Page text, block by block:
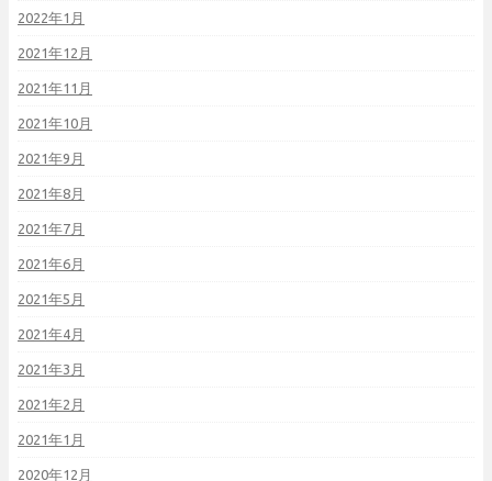
2022年1月
2021年12月
2021年11月
2021年10月
2021年9月
2021年8月
2021年7月
2021年6月
2021年5月
2021年4月
2021年3月
2021年2月
2021年1月
2020年12月